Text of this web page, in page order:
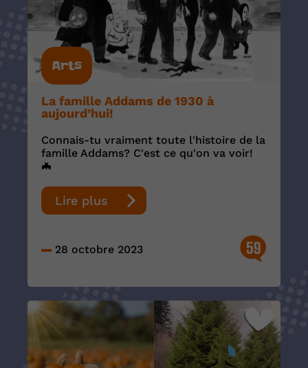
Arts
La famille Addams de 1930 à
aujourd’hui!
Connais-tu vraiment toute l'histoire de la
famille Addams? C'est ce qu'on va voir!
🦇
Lire plus
28 octobre 2023 59